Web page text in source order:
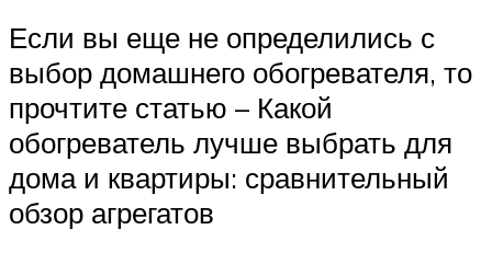
Если вы еще не определились с
выбор домашнего обогревателя, то
прочтите статью – Какой
обогреватель лучше выбрать для
дома и квартиры: сравнительный
обзор агрегатов